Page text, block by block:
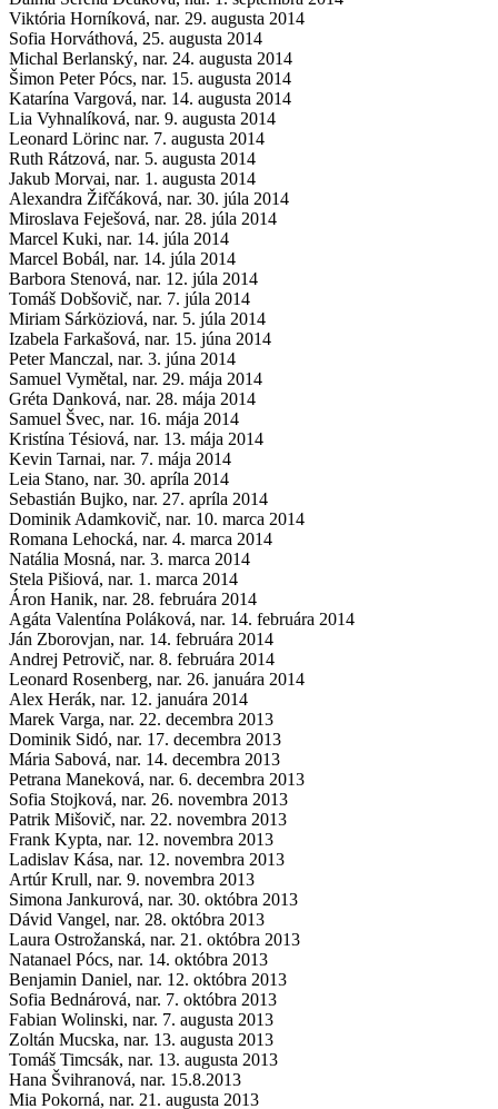
Viktória Horníková, nar. 29. augusta 2014
Sofia Horváthová, 25. augusta 2014
Michal Berlanský, nar. 24. augusta 2014
Šimon Peter Pócs, nar. 15. augusta 2014
Katarína Vargová, nar. 14. augusta 2014
Lia Vyhnalíková, nar. 9. augusta 2014
Leonard Lörinc nar. 7. augusta 2014
Ruth Rátzová, nar. 5. augusta 2014
Jakub Morvai, nar. 1. augusta 2014
Alexandra Žifčáková, nar. 30. júla 2014
Miroslava Feješová, nar. 28. júla 2014
Marcel Kuki, nar. 14. júla 2014
Marcel Bobál, nar. 14. júla 2014
Barbora Stenová, nar. 12. júla 2014
Tomáš Dobšovič, nar. 7. júla 2014
Miriam Sárköziová, nar. 5. júla 2014
Izabela Farkašová, nar. 15. júna 2014
Peter Manczal, nar. 3. júna 2014
Samuel Vymětal, nar. 29. mája 2014
Gréta Danková, nar. 28. mája 2014
Samuel Švec, nar. 16. mája 2014
Kristína Tésiová, nar. 13. mája 2014
Kevin Tarnai, nar. 7. mája 2014
Leia Stano, nar. 30. apríla 2014
Sebastián Bujko, nar. 27. apríla 2014
Dominik Adamkovič, nar. 10. marca 2014
Romana Lehocká, nar. 4. marca 2014
Natália Mosná, nar. 3. marca 2014
Stela Pišiová, nar. 1. marca 2014
Áron Hanik, nar. 28. februára 2014
Agáta Valentína Poláková, nar. 14. februára 2014
Ján Zborovjan, nar. 14. februára 2014
Andrej Petrovič, nar. 8. februára 2014
Leonard Rosenberg, nar. 26. januára 2014
Alex Herák, nar. 12. januára 2014
Marek Varga, nar. 22. decembra 2013
Dominik Sidó, nar. 17. decembra 2013
Mária Sabová, nar. 14. decembra 2013
Petrana Maneková, nar. 6. decembra 2013
Sofia Stojková, nar. 26. novembra 2013
Patrik Mišovič, nar. 22. novembra 2013
Frank Kypta, nar. 12. novembra 2013
Ladislav Kása, nar. 12. novembra 2013
Artúr Krull, nar. 9. novembra 2013
Simona Jankurová, nar. 30. októbra 2013
Dávid Vangel, nar. 28. októbra 2013
Laura Ostrožanská, nar. 21. októbra 2013
Natanael Pócs, nar. 14. októbra 2013
Benjamin Daniel, nar. 12. októbra 2013
Sofia Bednárová, nar. 7. októbra 2013
Fabian Wolinski, nar. 7. augusta 2013
Zoltán Mucska, nar. 13. augusta 2013
Tomáš Timcsák, nar. 13. augusta 2013
Hana Švihranová, nar. 15.8.2013
Mia Pokorná, nar. 21. augusta 2013